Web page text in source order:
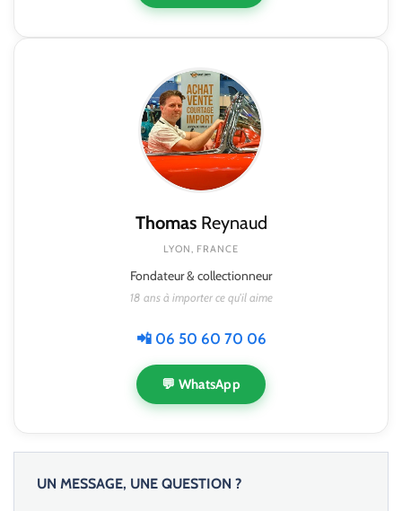
ThomasReynaud
LYON, FRANCE
Fondateur & collectionneur
18 ans à importer ce qu'il aime
📲 06 50 60 70 06
💬 WhatsApp
UN MESSAGE, UNE QUESTION ?